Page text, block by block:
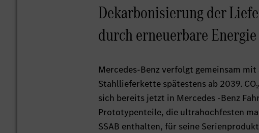
Dekarbonisierung der
durch erneuerbare
Mercedes-Benz verfolgt gemeinsam
Stahllieferkette spätestens ab 2039.
sich bereits jetzt in Mercedes -Benz
Prototypenteile, die ultrahochfesten
SSAB enthalten, für seine